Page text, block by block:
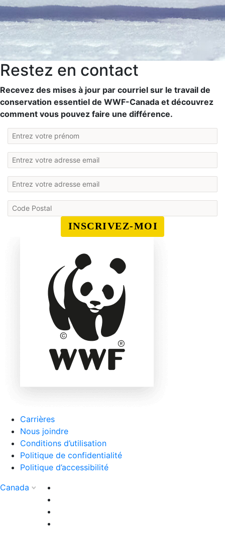
Restez en contact
Recevez des mises à jour par courriel sur le travail de
conservation essentiel de WWF-Canada et découvrez
comment vous pouvez faire une différence.
INSCRIVEZ-MOI
Carrières
Nous joindre
Conditions d’utilisation
Politique de confidentialité
Politique d’accessibilité
Canada